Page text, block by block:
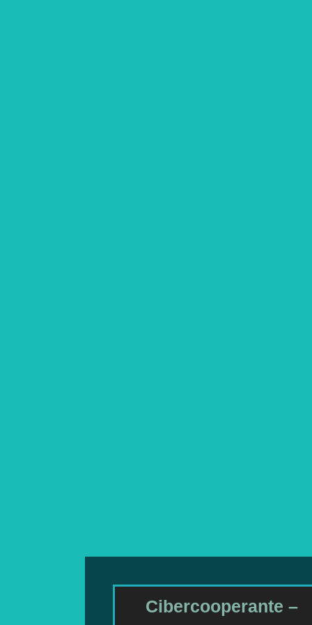
Cibercooperante –